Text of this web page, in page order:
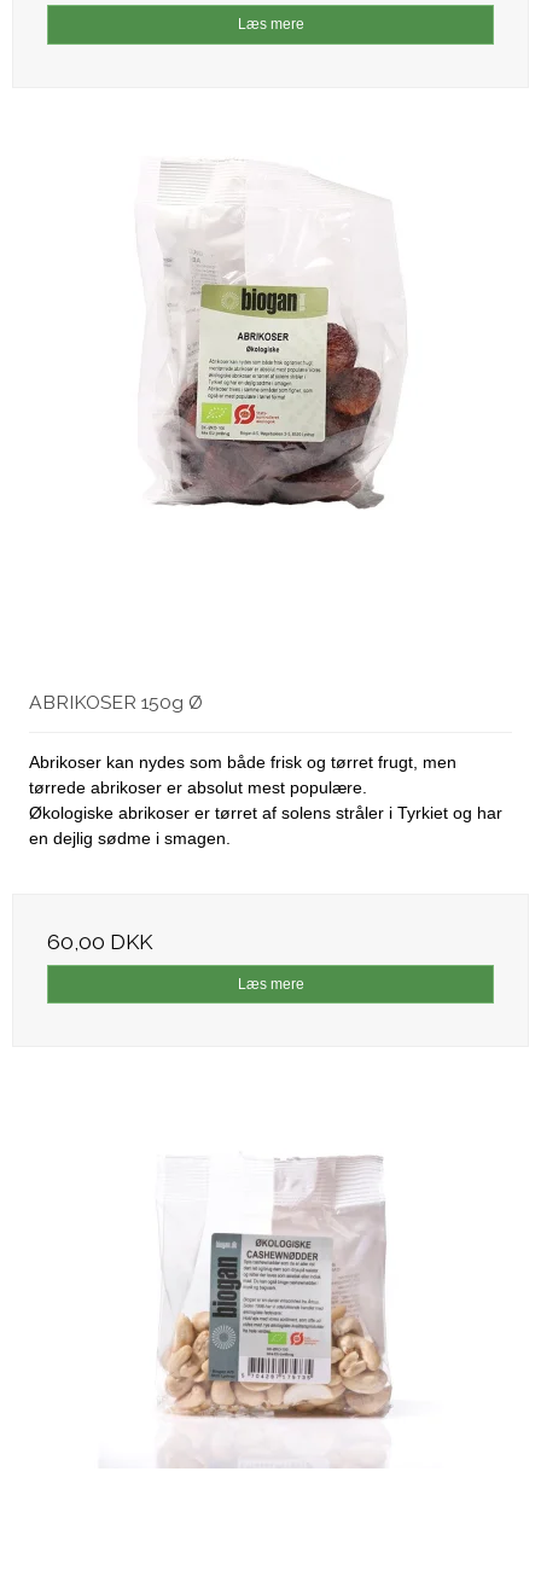
Læs mere
ABRIKOSER 150g Ø
Abrikoser kan nydes som både frisk og tørret frugt, men
tørrede abrikoser er absolut mest populære.
Økologiske abrikoser er tørret af solens stråler i Tyrkiet og har
en dejlig sødme i smagen.
60,00 DKK
Læs mere